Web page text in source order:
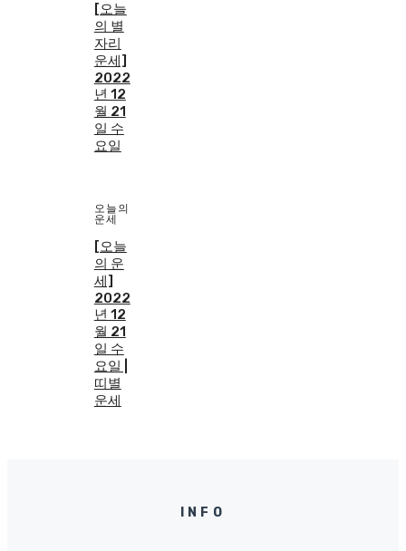
[오늘
의 별
자리
운세]
2022
년 12
월 21
일 수
요일
오늘의
운세
[오늘
의 운
세]
2022
년 12
월 21
일 수
요일 |
띠별
운세
INFO